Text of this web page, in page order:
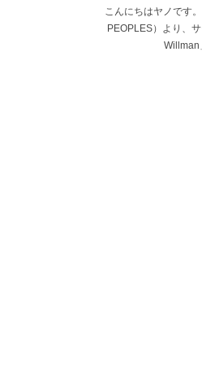
こんにちはヤノです
PEOPLES）より、
Willman